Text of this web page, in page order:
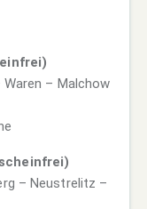
Waren – Malchow
– Neustrelitz –